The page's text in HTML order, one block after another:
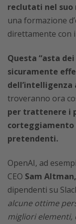
reclutati nel
una formazione
direttamente con
Questa “asta
sicuramente
troveranno ora
per trattenere i
corteggiamento
pretendenti.
OpenAI, ad
CEO Sam Altman,
dipendenti su
alcune ottime
migliori elementi,